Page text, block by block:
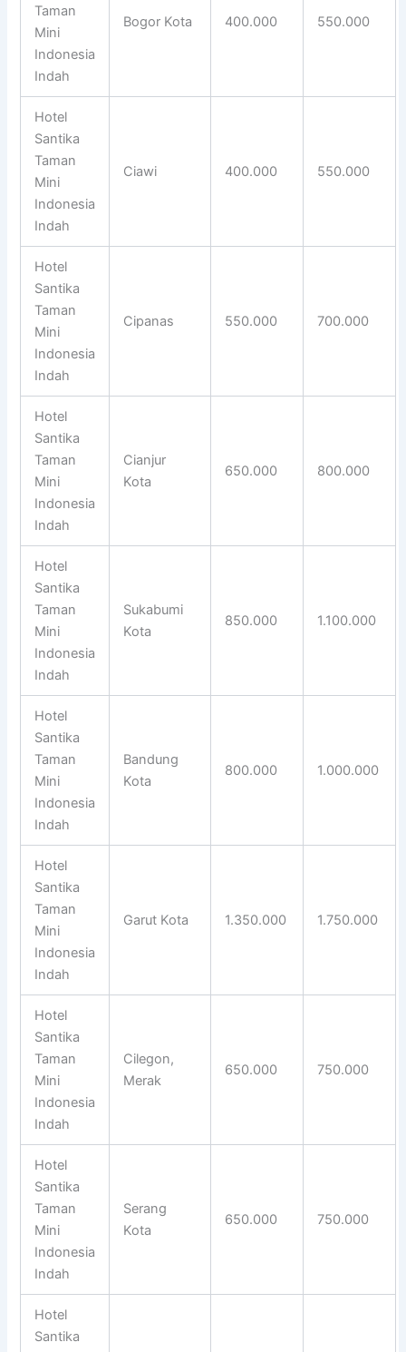
Taman
Mini
Indonesia
Indah
Bogor Kota 400.000 550.000
Hotel
Santika
Taman
Mini
Indonesia
Indah
Ciawi 400.000 550.000
Hotel
Santika
Taman
Mini
Indonesia
Indah
Cipanas 550.000 700.000
Hotel
Santika
Taman
Mini
Indonesia
Indah
Cianjur
Kota
650.000 800.000
Hotel
Santika
Taman
Mini
Indonesia
Indah
Sukabumi
Kota
850.000 1.100.000
Hotel
Santika
Taman
Mini
Indonesia
Indah
Bandung
Kota
800.000 1.000.000
Hotel
Santika
Taman
Mini
Indonesia
Indah
Garut Kota 1.350.000 1.750.000
Hotel
Santika
Taman
Mini
Indonesia
Indah
Cilegon,
Merak
650.000 750.000
Hotel
Santika
Taman
Mini
Indonesia
Indah
Serang
Kota
650.000 750.000
Hotel
Santika